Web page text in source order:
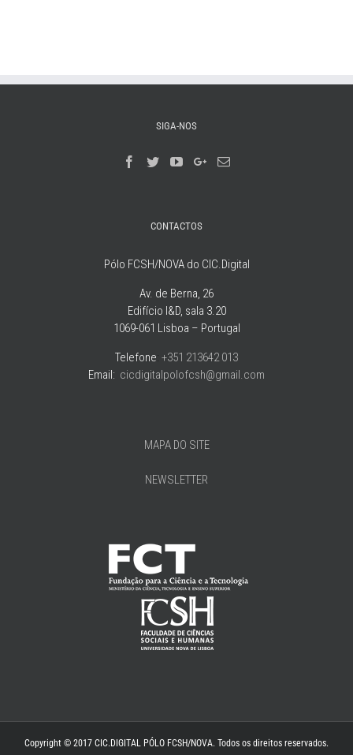
SIGA-NOS
CONTACTOS
Pólo FCSH/NOVA do CIC.Digital
Av. de Berna, 26
Edifício I&D, sala 3.20
1069-061 Lisboa – Portugal
Telefone: +351 213642 013
Email: cicdigitalpolofcsh@gmail.com
MAPA DO SITE
NEWSLETTER
Copyright © 2017 CIC.DIGITAL PÓLO FCSH/NOVA. Todos os direitos reservados.